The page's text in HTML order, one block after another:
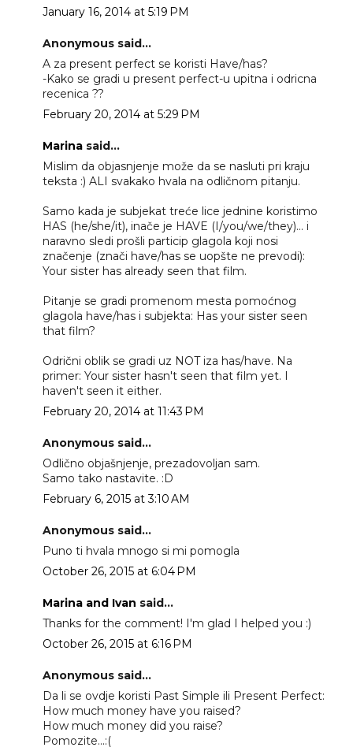
January 16, 2014 at 5:19 PM
Anonymous said...
A za present perfect se koristi Have/has?
-Kako se gradi u present perfect-u upitna i odricna
recenica ??
February 20, 2014 at 5:29 PM
Marinasaid...
Mislim da objasnjenje može da se nasluti pri kraju
teksta :) ALI svakako hvala na odličnom pitanju.
Samo kada je subjekat treće lice jednine koristimo
HAS (he/she/it), inače je HAVE (I/you/we/they)... i
naravno sledi prošli particip glagola koji nosi
značenje (znači have/has se uopšte ne prevodi):
Your sister has already seen that film.
Pitanje se gradi promenom mesta pomoćnog
glagola have/has i subjekta: Has your sister seen
that film?
Odrični oblik se gradi uz NOT iza has/have. Na
primer: Your sister hasn't seen that film yet. I
haven't seen it either.
February 20, 2014 at 11:43 PM
Anonymous said...
Odlično objašnjenje, prezadovoljan sam.
Samo tako nastavite. :D
February 6, 2015 at 3:10 AM
Anonymous said...
Puno ti hvala mnogo si mi pomogla
October 26, 2015 at 6:04 PM
Marina and Ivan said...
Thanks for the comment! I'm glad I helped you :)
October 26, 2015 at 6:16 PM
Anonymous said...
Da li se ovdje koristi Past Simple ili Present Perfect:
How much money have you raised?
How much money did you raise?
Pomozite...:(